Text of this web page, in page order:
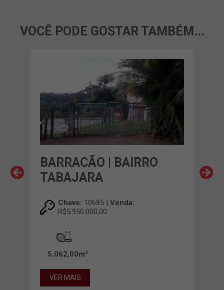
VOCÊ PODE GOSTAR TAMBÉM...
BARRACÃO | BAIRRO
TABAJARA
Chave: 10685 | Venda:
R$5.950.000,00
5.062,00m²
VER MAIS